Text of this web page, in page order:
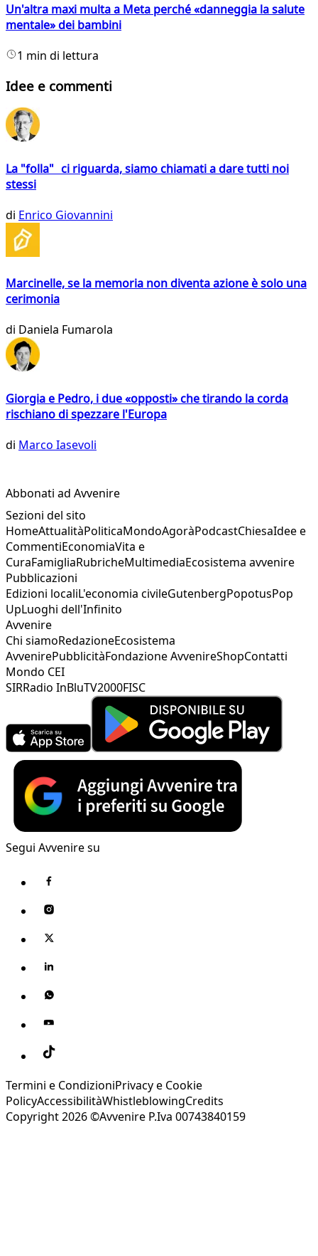
Un'altra maxi multa a Meta perché «danneggia la salute
mentale» dei bambini
1 min di lettura
Idee e commenti
La "folla" ci riguarda, siamo chiamati a dare tutti noi
stessi
di Enrico Giovannini
Marcinelle, se la memoria non diventa azione è solo una
cerimonia
di Daniela Fumarola
Giorgia e Pedro, i due «opposti» che tirando la corda
rischiano di spezzare l'Europa
di Marco Iasevoli
Abbonati ad Avvenire
Sezioni del sito
HomeAttualitàPoliticaMondoAgoràPodcastChiesaIdee e
CommentiEconomiaVita e
CuraFamigliaRubricheMultimediaEcosistema avvenire
Pubblicazioni
Edizioni localiL'economia civileGutenbergPopotusPop
UpLuoghi dell'Infinito
Avvenire
Chi siamoRedazioneEcosistema
AvvenirePubblicitàFondazione AvvenireShopContatti
Mondo CEI
SIRRadio InBluTV2000FISC
Segui Avvenire su
Termini e CondizioniPrivacy e Cookie
PolicyAccessibilitàWhistleblowingCredits
Copyright 2026 ©Avvenire P.Iva 00743840159